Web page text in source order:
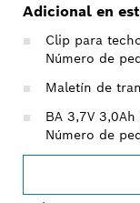
Adicional en
Clip para
Número de
Maletín de
BA 3,7V
Número de